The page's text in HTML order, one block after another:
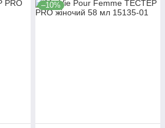
–10%